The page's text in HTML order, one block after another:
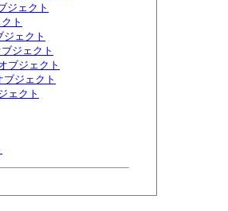
ジェクト
ト
ジェクト
ジェクト
ブジェクト
ブジェクト
ェクト